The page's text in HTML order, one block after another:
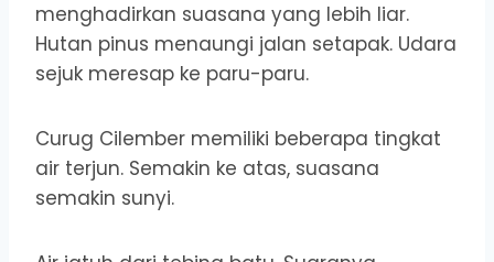
menghadirkan suasana yang lebih liar.
Hutan pinus menaungi jalan setapak. Udara
sejuk meresap ke paru-paru.
Curug Cilember memiliki beberapa tingkat
air terjun. Semakin ke atas, suasana
semakin sunyi.